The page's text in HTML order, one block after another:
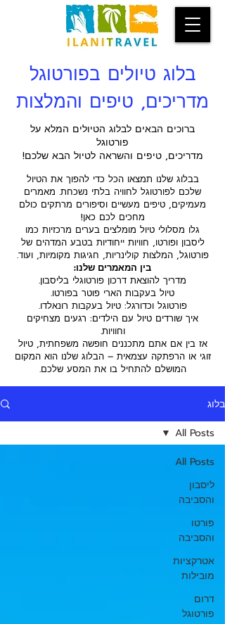
בלוג טיולים בפורטוגל
מדריכים, טיפים והמלצות
ברוכים הבאים לבלוג הטיולים המלא על
פורטוגל
מדריכים, טיפים והשראה לטיול הבא שלכם!
בבלוג שלנו תמצאו הכל כדי להפוך את הטיול
שלכם לפורטוגל לחוויה בלתי נשכחת. מאמרים
מעמיקים, טיפים מעשיים וסיפורים מרתקים כולם
מחכים לכם כאן!
גלו מסלולי טיול מומלצים בערים מרכזיות כמו
ליסבון ופורטו, חוויות ייחודיות בטבע המדהים של
פורטוגל, המלצות קולינריות, חגיגות מקומיות, ועוד.
בין המאמרים שלנו:
מדריך להוצאת דרכון פורטוגלי בליסבון.
טיול בעקבות הארי פוטר בפורטו.
פורטוגל וכדורגל: טיול בעקבות רונאלדו.
איך שורדים טיול עם הילדים: רגעים מצחיקים
וחוויות.
אז בין אם אתם מתכננים חופשה משפחתית, טיול
זוגי או הרפתקה עצמאית – הבלוג שלנו הוא המקום
המושלם להתחיל בו את המסע שלכם.
בלוג
All Posts
ליסבון
והסביבה
פורטו
והסביבה
אטרקציות
מובילות
דרום
פורטוגל
All Posts